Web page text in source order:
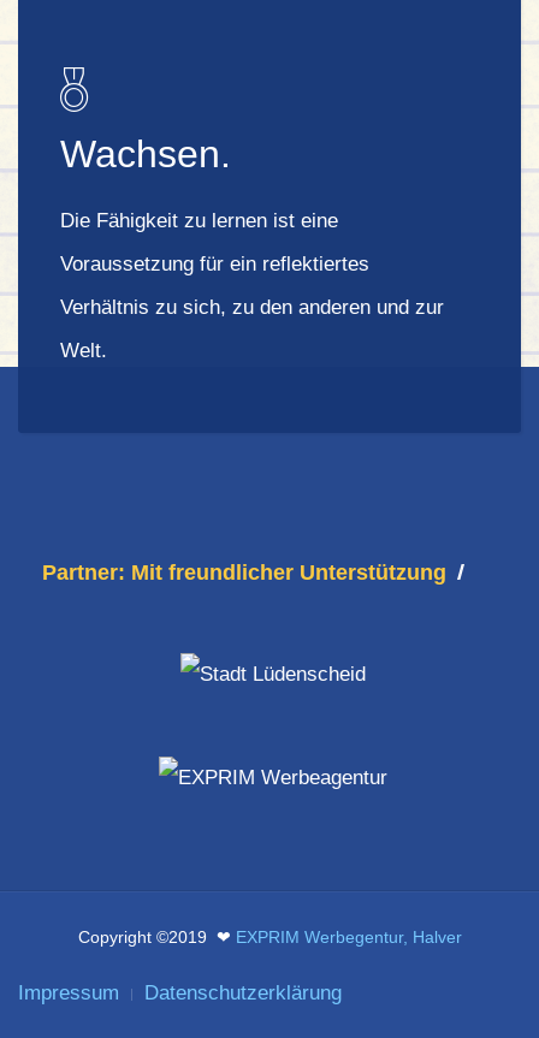
Wachsen.
Die Fähigkeit zu lernen ist eine
Voraussetzung für ein reflektiertes
Verhältnis zu sich, zu den anderen und zur
Welt.
Partner: Mit freundlicher Unterstützung
Copyright ©2019 ❤ EXPRIM Werbegentur, Halver
Impressum Datenschutzerklärung